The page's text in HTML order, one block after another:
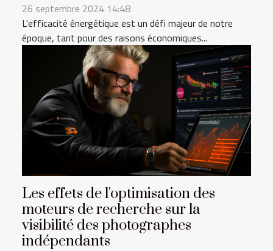
26 septembre 2024 14:48
L'efficacité énergétique est un défi majeur de notre
époque, tant pour des raisons économiques...
Les effets de l'optimisation des
moteurs de recherche sur la
visibilité des photographes
indépendants